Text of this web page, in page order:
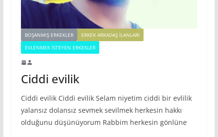
BOŞANMIŞ ERKEKLER
ERKEK ARKADAŞ ILANLARI
EVLENMEK İSTEYEN ERKEKLER
Ciddi evilik
Ciddi evilik Ciddi evilik Selam niyetim ciddi bir evlilik
yalansız dolansız sevmek sevilmek herkesin hakkı
olduğunu düşünüyorum Rabbim herkesin gönlüne